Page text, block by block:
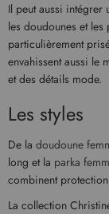
Il peut aussi intégrer
les doudounes et
particulièrement
envahissent aussi le
et des détails mode.
Les styles
De la doudoune
long et la parka
combinent
La collection